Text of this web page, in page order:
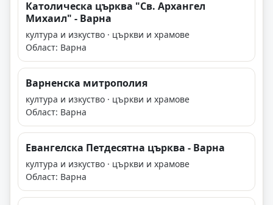
Католическа църква "Св. Архангел
Михаил" - Варна
култура и изкуство · църкви и храмове
Област: Варна
Варненска митрополия
култура и изкуство · църкви и храмове
Област: Варна
Евангелска Петдесятна църква - Варна
култура и изкуство · църкви и храмове
Област: Варна